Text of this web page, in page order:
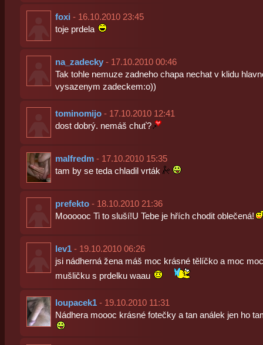
foxi - 16.10.2010 23:45
toje prdela
na_zadecky- 17.10.2010 00:46
Tak tohle nemuze zadneho chapa nechat v klidu
vysazenym zadeckem:o))
tominomijo- 17.10.2010 12:41
dost dobrý. nemáš chuť?
malfredm- 17.10.2010 15:35
tam by se teda chladil vrták
prefekto- 18.10.2010 21:36
Moooooc Ti to sluší!U Tebe je hřích chodit oblečená!
lev1- 19.10.2010 06:26
jsi nádherná žena máš moc krásné tělíčko a moc
mušličku s prdelku waau
loupacek1- 19.10.2010 11:31
Nádhera moooc krásné fotečky a tan análek jen ho